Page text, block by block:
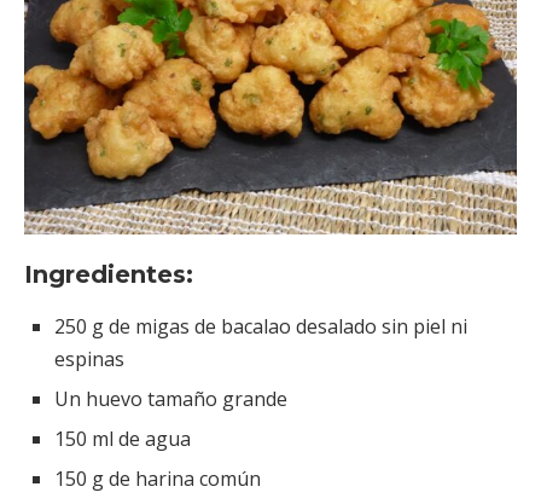
Ingredientes:
250 g de migas de bacalao desalado sin piel ni
espinas
Un huevo tamaño grande
150 ml de agua
150 g de harina común